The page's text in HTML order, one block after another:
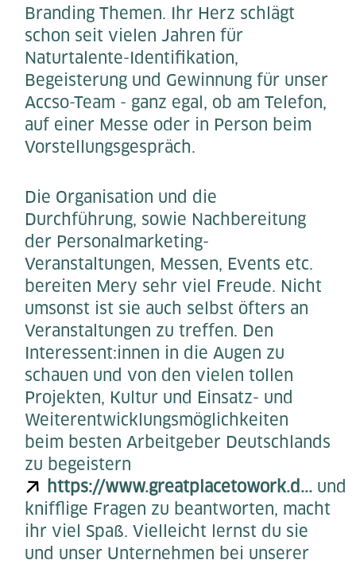
Branding Themen. Ihr Herz schlägt
schon seit vielen Jahren für
Naturtalente-Identifikation,
Begeisterung und Gewinnung für unser
Accso-Team - ganz egal, ob am Telefon,
auf einer Messe oder in Person beim
Vorstellungsgespräch.
Die Organisation und die
Durchführung, sowie Nachbereitung
der Personalmarketing-
Veranstaltungen, Messen, Events etc.
bereiten Mery sehr viel Freude. Nicht
umsonst ist sie auch selbst öfters an
Veranstaltungen zu treffen. Den
Interessent:innen in die Augen zu
schauen und von den vielen tollen
Projekten, Kultur und Einsatz- und
Weiterentwicklungsmöglichkeiten
beim besten Arbeitgeber Deutschlands
zu begeistern
https://www.greatplacetowork.d... und
knifflige Fragen zu beantworten, macht
ihr viel Spaß. Vielleicht lernst du sie
und unser Unternehmen bei unserer